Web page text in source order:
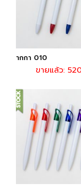
ปากกา 010
ขายแล้ว: